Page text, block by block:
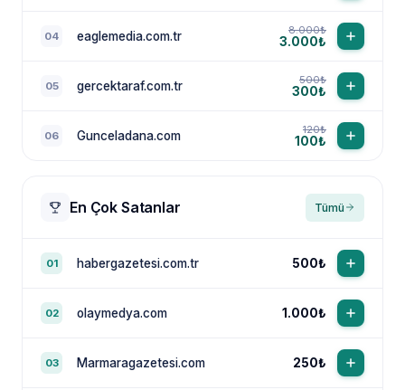
04 eaglemedia.com.tr 8.000₺
3.000₺
05 gercektaraf.com.tr 500₺
300₺
06 Gunceladana.com 120₺
100₺
En Çok Satanlar Tümü
01 habergazetesi.com.tr 500₺
02 olaymedya.com 1.000₺
03 Marmaragazetesi.com 250₺